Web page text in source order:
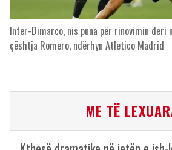
Inter-Dimarco, nis puna për rinovimin deri
çështja Romero, ndërhyn Atletico Madrid
ME TË